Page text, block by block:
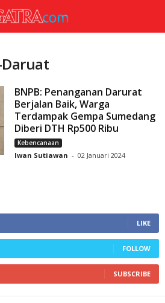
BNPB: Penanganan Darurat
Berjalan Baik, Warga
Terdampak Gempa Sumedang
Diberi DTH Rp500 Ribu
Kebencanaan
Iwan Sutiawan - 02 Januari 2024
LIKE
FOLLOW
SUBSCRIBE